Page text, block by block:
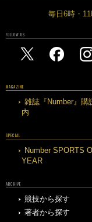
毎日6時・
FOLLOW US
MAGAZINE
雑誌『Number』購
内
SPECIAL
Number SPORTS
YEAR
ARCHIVE
競技から探す
著者から探す